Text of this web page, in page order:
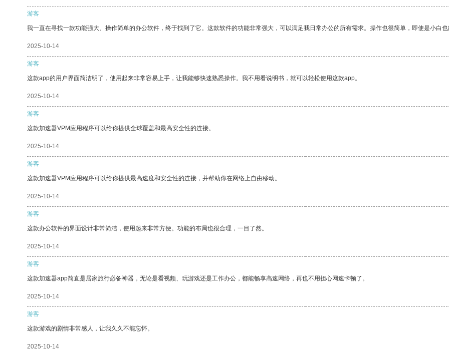
游客
我一直在寻找一款功能强大、操作简单的办公软件，终于找到了它。这款软件的功能非常强大，可以满足我日常办公的所有需求。操作也很简单，即使是小白也
2025-10-14
游客
这款app的用户界面简洁明了，使用起来非常容易上手，让我能够快速熟悉操作。我不用看说明书，就可以轻松使用这款app。
2025-10-14
游客
这款加速器VPM应用程序可以给你提供全球覆盖和最高安全性的连接。
2025-10-14
游客
这款加速器VPM应用程序可以给你提供最高速度和安全性的连接，并帮助你在网络上自由移动。
2025-10-14
游客
这款办公软件的界面设计非常简洁，使用起来非常方便。功能的布局也很合理，一目了然。
2025-10-14
游客
这款加速器app简直是居家旅行必备神器，无论是看视频、玩游戏还是工作办公，都能畅享高速网络，再也不用担心网速卡顿了。
2025-10-14
游客
这款游戏的剧情非常感人，让我久久不能忘怀。
2025-10-14